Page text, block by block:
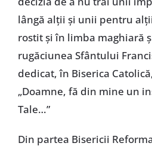
lângă alții și unii pentru
rostit și în limba maghiară
rugăciunea Sfântului
dedicat, în Biserica
„Doamne, fă din mine un
Tale…”
Din partea Bisericii